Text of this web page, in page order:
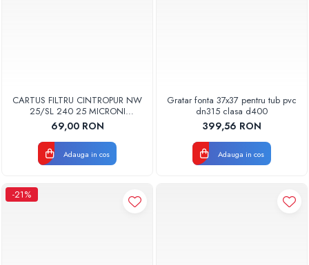
CARTUS FILTRU CINTROPUR NW
25/SL 240 25 MICRONI
MANSOANE FILTRARE SET 5BUC
69,00 RON
Adauga in cos
Gratar fonta 37x37 pentru tub pvc
dn315 clasa d400
399,56 RON
Adauga in cos
-21%